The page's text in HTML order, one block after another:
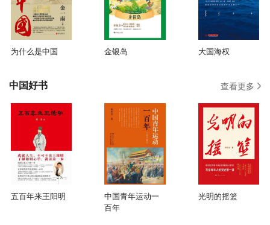
为什么是中国 金银岛 大国海权
中国好书 查看更多
五百年来王阳明
中国青年运动一
百年
光明的摇篮